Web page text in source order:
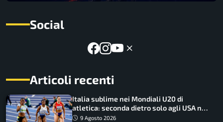
Social
Articoli recenti
Italia sublime nei Mondiali U20 di
atletica: seconda dietro solo agli USA nel
medagliere
9 Agosto 2026